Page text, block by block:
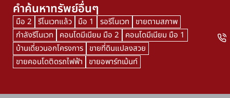
คำค้นหาทรัพย์อื่นๆ
มือ 2 รีโนเวทแล้ว มือ 1 รอรีโนเวท
ขายตามสภาพ
กำลังรีโนเวท
คอนโดมีเนียม มือ 2
คอนโดมีเนียม มือ 1
บ้านเดี่ยวนอกโครงการ ขายที่ดินแปลงสวย
ขายคอนโดติดรถไฟฟ้า
ขายอพาร์ทเม้นท์